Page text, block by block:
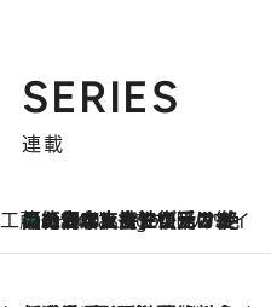
SERIES
連載
工藤まやのおもてなしハワイ
9 Hours Ago
【ハワイ土産】ローカルの絶大な支持で復活！ 絶品の幻クッキー《元ファンの日本人女性が受け継いだ名店》